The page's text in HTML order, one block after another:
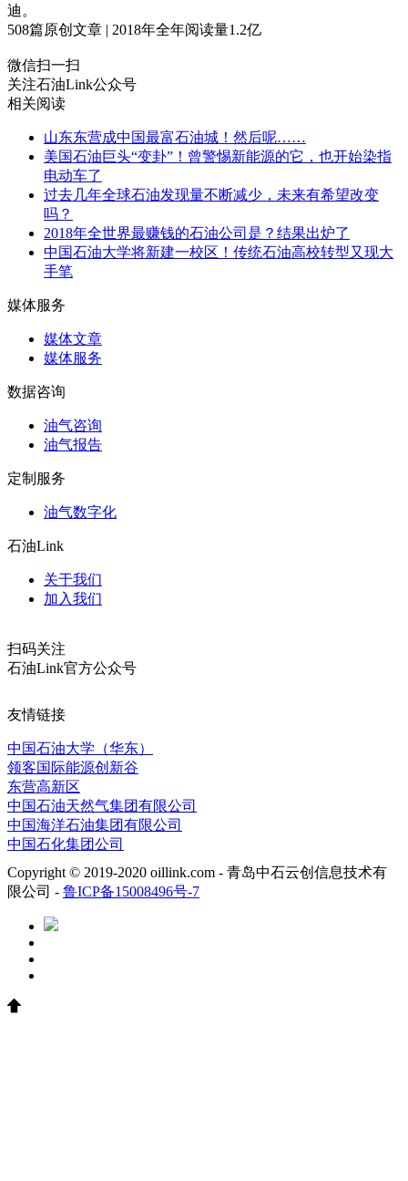
迪。
508篇原创文章 | 2018年全年阅读量1.2亿
微信扫一扫
关注石油Link公众号
相关阅读
山东东营成中国最富石油城！然后呢……
美国石油巨头“变卦”！曾警惕新能源的它，也开始染指
电动车了
过去几年全球石油发现量不断减少，未来有希望改变
吗？
2018年全世界最赚钱的石油公司是？结果出炉了
中国石油大学将新建一校区！传统石油高校转型又现大
手笔
媒体服务
媒体文章
媒体服务
数据咨询
油气咨询
油气报告
定制服务
油气数字化
石油Link
关于我们
加入我们
扫码关注
石油Link官方公众号
友情链接
中国石油大学（华东）
领客国际能源创新谷
东营高新区
中国石油天然气集团有限公司
中国海洋石油集团有限公司
中国石化集团公司
Copyright © 2019-2020 oillink.com - 青岛中石云创信息技术有
限公司 - 鲁ICP备15008496号-7